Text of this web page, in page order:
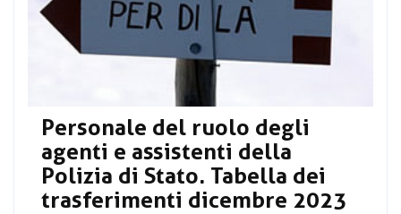
Personale del ruolo degli
agenti e assistenti della
Polizia di Stato. Tabella dei
trasferimenti dicembre 2023